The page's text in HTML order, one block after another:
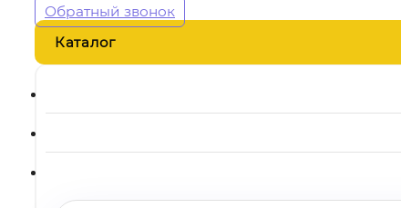
Обратный звонок
Каталог